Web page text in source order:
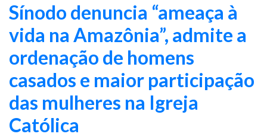
Sínodo denuncia “ameaça à
vida na Amazônia”, admite a
ordenação de homens
casados e maior participação
das mulheres na Igreja
Católica